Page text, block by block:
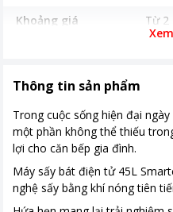
Khoảng giá
Từ 2
Thông tin sản phẩm
Trong cuộc sống hiện đại
một phần không thể thiếu
lợi cho căn bếp gia đình.
Máy sấy bát điện tử 45L
nghệ sấy bằng khí nóng tiên